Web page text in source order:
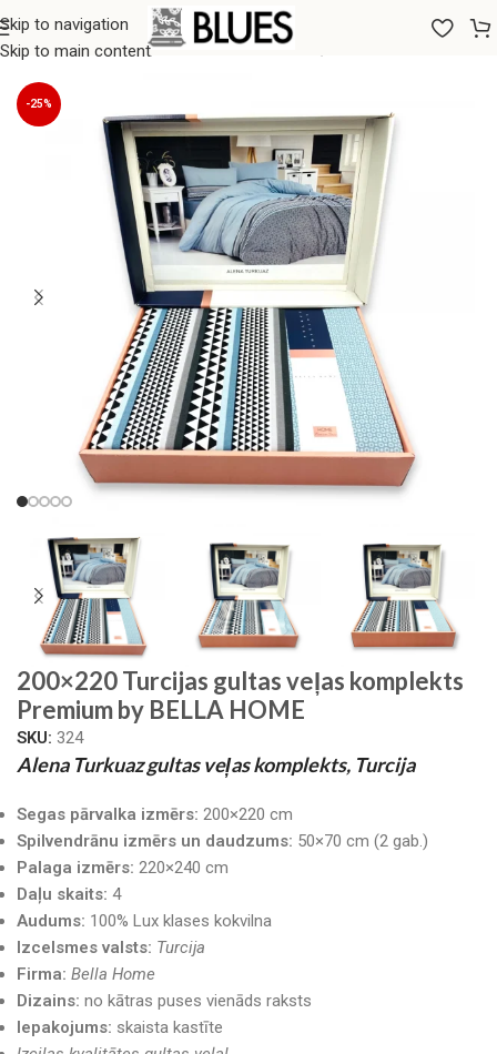
Skip to navigation
Skip to main content
Sākums/Gultas veļa/200x220 GULTAS VEĻAS KOMPLEKTI
-25%
200×220 Turcijas gultas veļas komplekts
Premium by BELLA HOME
SKU: 324
Alena Turkuaz gultas veļas komplekts, Turcija
Segas pārvalka izmērs: 200×220 cm
Spilvendrānu izmērs un daudzums: 50×70 cm (2 gab.)
Palaga izmērs: 220×240 cm
Daļu skaits: 4
Audums: 100% Lux klases kokvilna
Izcelsmes valsts: Turcija
Firma: Bella Home
Dizains: no kātras puses vienāds raksts
Iepakojums: skaista kastīte